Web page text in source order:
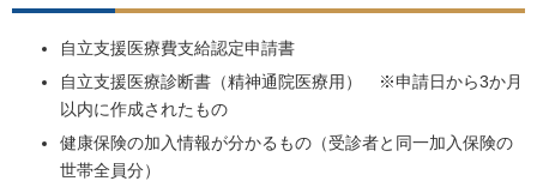
自立支援医療費支給認定申請書
自立支援医療診断書（精神通院医療用） ※申請日から3か月
以内に作成されたもの
健康保険の加入情報が分かるもの（受診者と同一加入保険の
世帯全員分）